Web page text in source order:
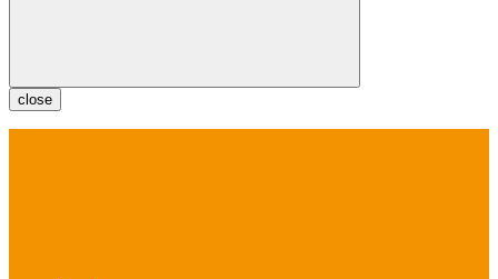
close